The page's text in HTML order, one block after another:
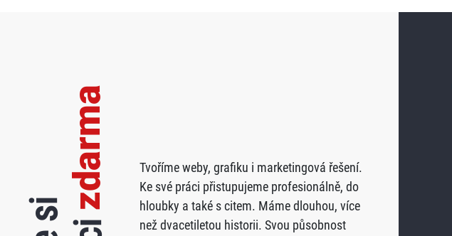
zdarma
Tvoříme weby, grafiku i marketingová řešení.
Ke své práci přistupujeme profesionálně, do
hloubky a také s citem. Máme dlouhou, více
než dvacetiletou historii. Svou působnost